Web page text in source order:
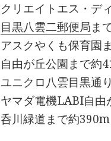
クリエイトエス・デ
目黒八雲二郵便局ま
アスクやくも保育園
自由が丘公園まで約
ユニクロ八雲目黒通
ヤマダ電機LABI自
呑川緑道まで約390m